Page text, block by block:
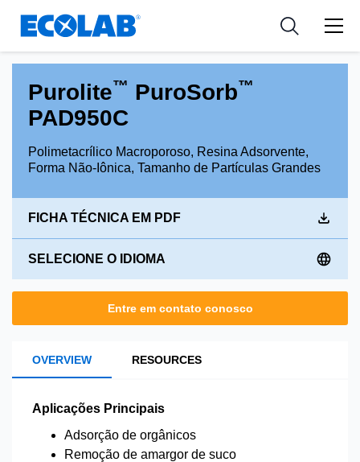
Resources
Aplicações
Medical Devices and Diagnostics
Empresa
Tipo de Produto
Purolite™ PuroSorb™
PAD950C
Polimetacrílico Macroporoso, Resina Adsorvente,
Forma Não-Iônica, Tamanho de Partículas Grandes
FICHA TÉCNICA EM PDF
SELECIONE O IDIOMA
Entre em contato conosco
OVERVIEW RESOURCES
Aplicações Principais
Adsorção de orgânicos
Remoção de amargor de suco